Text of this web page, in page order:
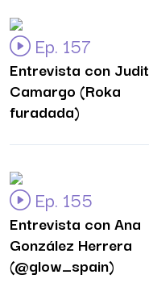
Ep. 157
Entrevista con Judit
Camargo (Roka
furadada)
Ep. 155
Entrevista con Ana
González Herrera
(@glow_spain)